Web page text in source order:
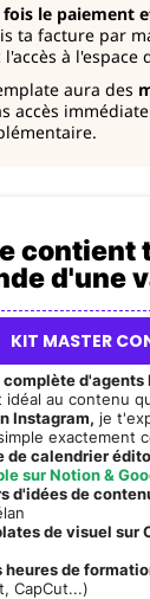
fois le paiement
ta facture par
l'accès à l'espace
aura des
accès
contient
d'une
KIT MASTER
d'agents
idéal au contenu
Instagram, je
exactement
de calendrier
sur Notion &
d'idées de
de visuel sur
heures de
CapCut...)